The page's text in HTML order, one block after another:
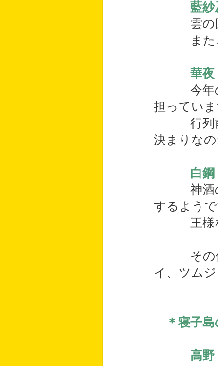
藍紗
雲の国
また、
華夜
今年の
担ってい
行列前
決まりな
白鋼
神酒の
するよう
王様な
その他
イ、ツム
＊寝子
高野